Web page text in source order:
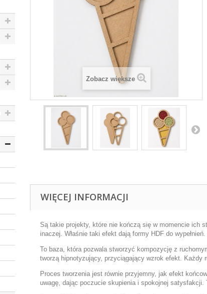
Zobacz większe
WIĘCEJ INFORMACJI
Są takie projekty, które nie kończą się w momencie ich
inaczej. Właśnie taki efekt dają formy HDF do wypełnień.
To baza, która pozwala stworzyć kompozycję z
tworzą hipnotyzujący, przyciągający wzrok efekt. Każdy
Proces tworzenia jest równie przyjemny, jak efekt
uwagę, dając poczucie skupienia i spokojnej